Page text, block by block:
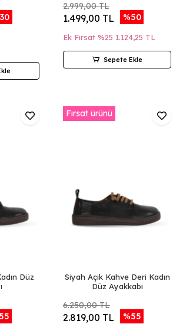
2.999,00 TL
1.499,00 TL %50
Ek Fırsat %25 1.124,25 TL
Sepete Ekle
Düz
Fırsat ürünü
Siyah Açık Kahve Deri Kadın
Düz Ayakkabı
6.250,00 TL
2.819,00 TL %55